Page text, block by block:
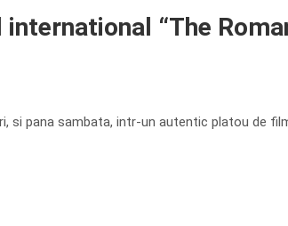
“The
pana sambata, intr-un autentic platou de